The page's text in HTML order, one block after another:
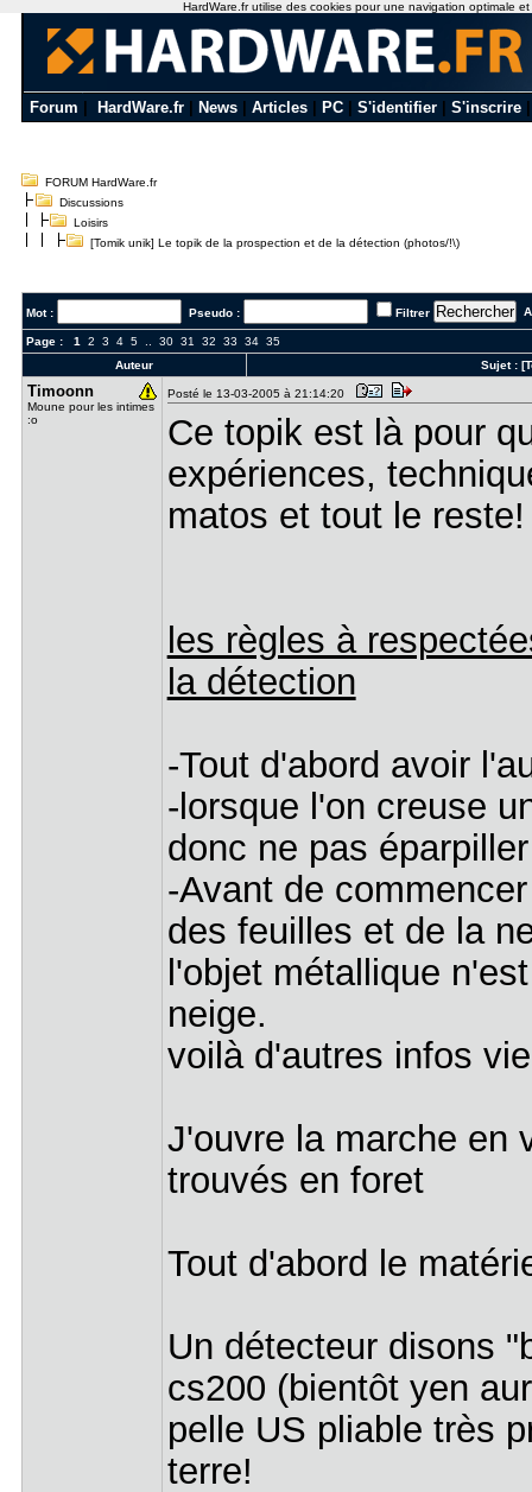
Forum HardWare.fr News Articles PC S'identifier S'inscrire
FORUM HardWare.fr
Discussions
Loisirs
[Tomik unik] Le topik de la prospection et de la détection (photos/!\)
Mot : Pseudo : Filtrer
Page : 1 2 3 4 5.. 30 31 32 33 34 35
Auteur
Sujet :
Timoonn
Moune pour les intimes
:o
Posté le 13-03-2005 à 21:14:20
Ce topik est là pour
expériences,
matos et tout le
les règles à
la détection
-Tout d'abord avoir
-lorsque l'on creuse
donc ne pas
-Avant de
des feuilles et de la
l'objet métallique
neige.
voilà d'autres infos
J'ouvre la marche en
trouvés en foret
Tout d'abord le
Un détecteur disons
cs200 (bientôt yen
pelle US pliable très
terre!
HardWare.fr utilise des cookies pour une navigation optimale